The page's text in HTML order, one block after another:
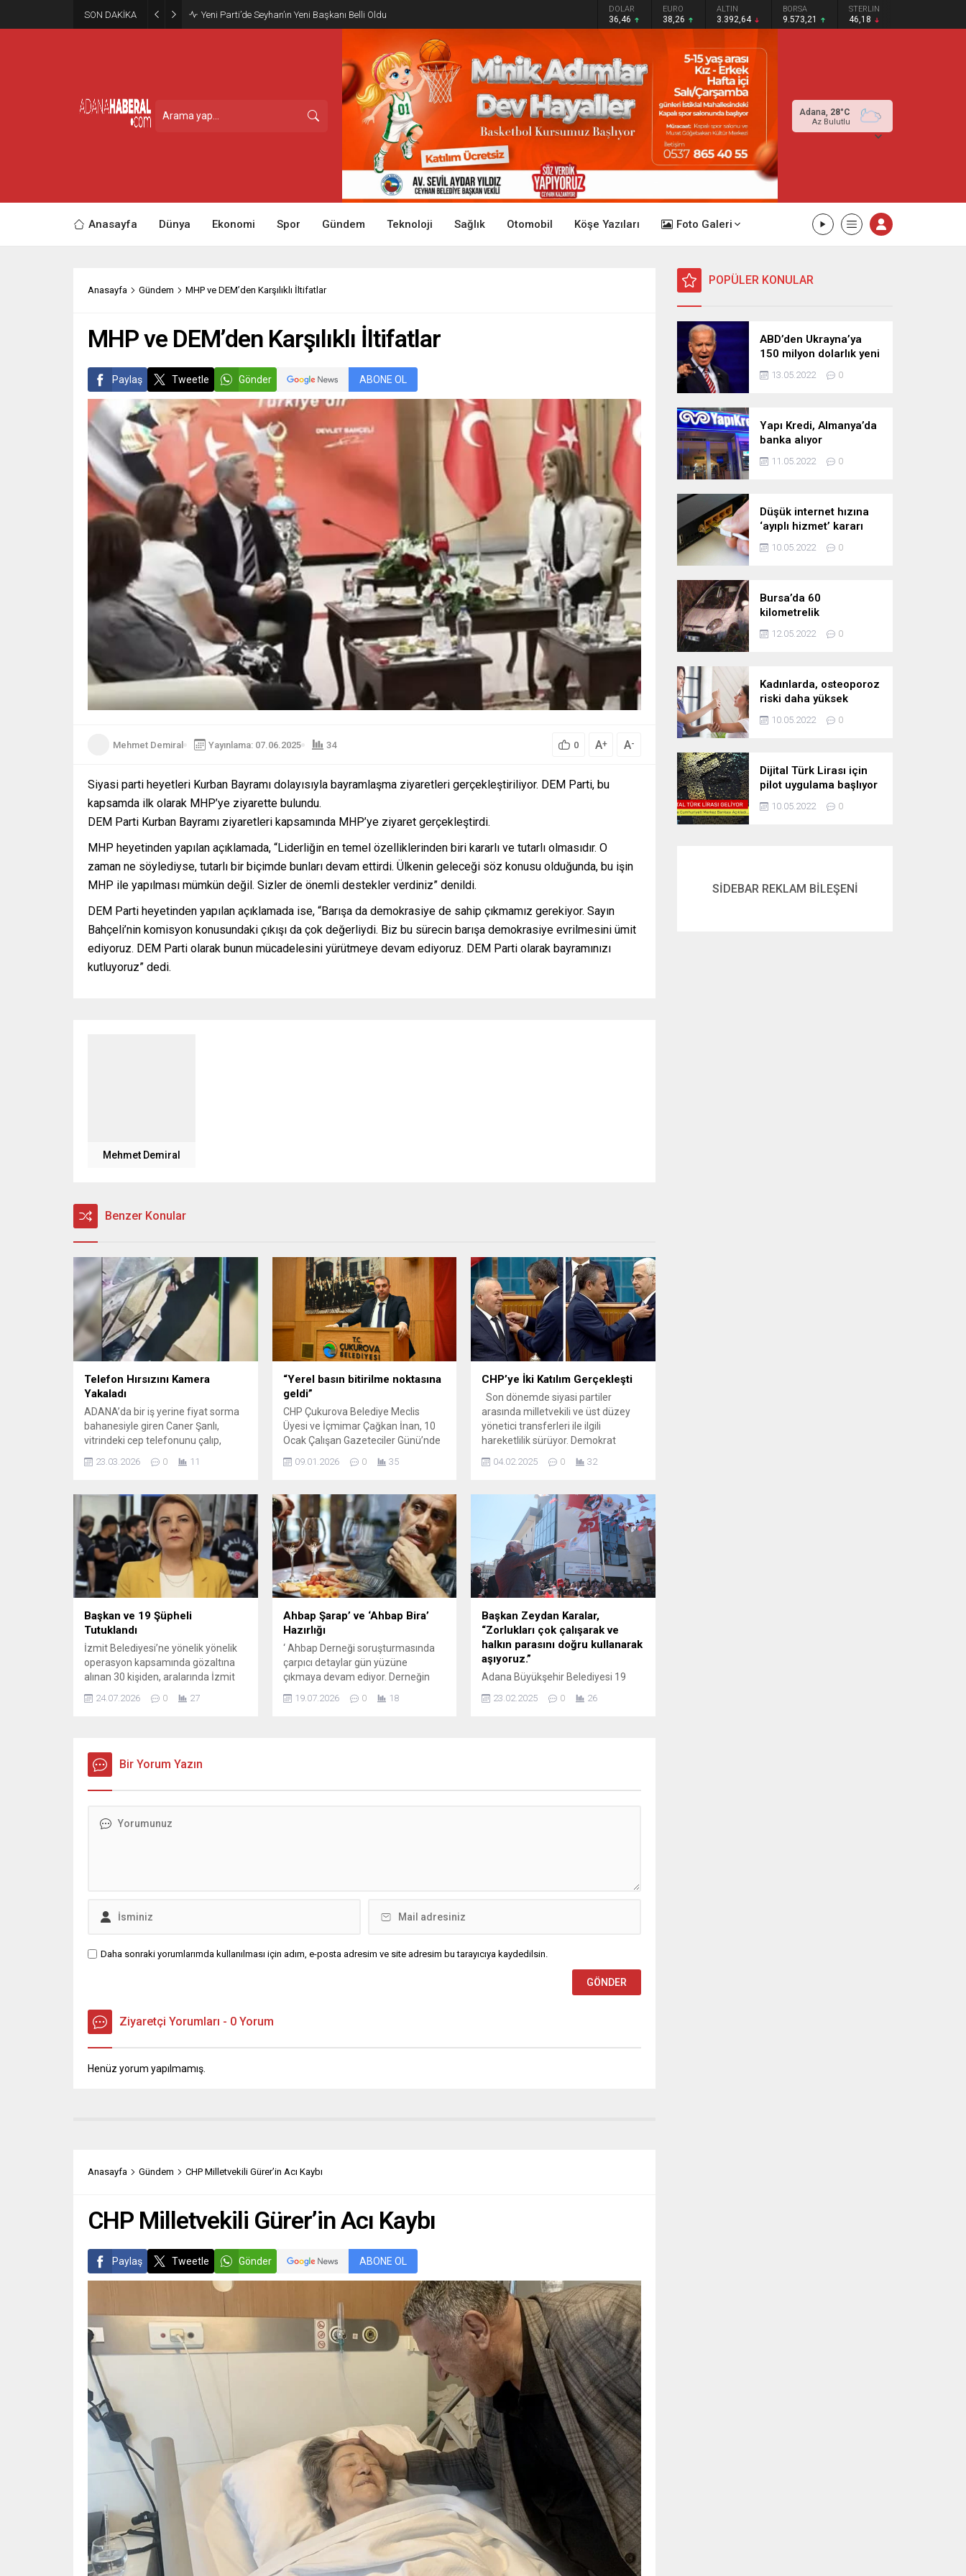
SON DAKİKA Yeni Parti’de Seyhan’ın Yeni Başkanı Belli Oldu DOLAR
36,46
EURO
38,26
ALTIN
3.392,64
BORSA
9.573,21
STERLIN
46,18
Adana, 28°C
Az Bulutlu
Anasayfa Dünya Ekonomi Spor Gündem Teknoloji Sağlık Otomobil Köşe Yazıları Foto Galeri
Anasayfa Gündem MHP ve DEM’den Karşılıklı İltifatlar
MHP ve DEM’den Karşılıklı İltifatlar
Paylaş Tweetle Gönder ABONE OL
Mehmet Demiral Yayınlama: 07.06.2025 34 0 A+ A-
Siyasi parti heyetleri Kurban Bayramı dolayısıyla bayramlaşma ziyaretleri gerçekleştiriliyor. DEM Parti, bu
kapsamda ilk olarak MHP’ye ziyarette bulundu.
DEM Parti Kurban Bayramı ziyaretleri kapsamında MHP’ye ziyaret gerçekleştirdi.
MHP heyetinden yapılan açıklamada, “Liderliğin en temel özelliklerinden biri kararlı ve tutarlı olmasıdır. O
zaman ne söylediyse, tutarlı bir biçimde bunları devam ettirdi. Ülkenin geleceği söz konusu olduğunda, bu işin
MHP ile yapılması mümkün değil. Sizler de önemli destekler verdiniz” denildi.
DEM Parti heyetinden yapılan açıklamada ise, “Barışa da demokrasiye de sahip çıkmamız gerekiyor. Sayın
Bahçeli’nin komisyon konusundaki çıkışı da çok değerliydi. Biz bu sürecin barışa demokrasiye evrilmesini ümit
ediyoruz. DEM Parti olarak bunun mücadelesini yürütmeye devam ediyoruz. DEM Parti olarak bayramınızı
kutluyoruz” dedi.
Mehmet Demiral
Benzer Konular
Telefon Hırsızını Kamera
Yakaladı
ADANA’da bir iş yerine fiyat sorma
bahanesiyle giren Caner Şanlı,
vitrindeki cep telefonunu çalıp,
kamerasına yansırken, gözaltına
Mart’ta Seyhan ilçesi Karasoku
Mahallesi’ndeki Mısır Çarşısı’nda
meydana geldi. Yüzünü kapüşonla
gizleyerek çarşıda gezen Caner
Şanlı, telefon fiyatı sorma
bahanesiyle Mazlum A.’nın...
23.03.2026 0 11
“Yerel basın bitirilme noktasına
geldi”
CHP Çukurova Belediye Meclis
Üyesi ve İçmimar Çağkan İnan, 10
Ocak Çalışan Gazeteciler Günü’nde
basının yaşadığı ağır sorunlara
yerel yönetimlerin gazetelere
abone olmaktan vazgeçmesi, mali
destek sunulmaması, basın ilan
kurumundaki ağır koşullar ve vergi
yükünün yerel medyayı kapatma
noktasına getirdiğini...
09.01.2026 0 35
CHP’ye İki Katılım Gerçekleşti
Son dönemde siyasi partiler
arasında milletvekili ve üst düzey
yönetici transferleri ile ilgili
hareketlilik sürüyor. Demokrat
Milletvekili Salih Uzun ve İstanbul
Cumhuriyet Halk Partisi’ne (CHP)
katıldı. Uzun ve Enginyurt’a
rozetlerini Özgür Özel taktı. Özel,
“Muhalefeti parçalama girişimlerine
karşı tavır geliştiriyoruz” diye
konuştu....
04.02.2025 0 32
Başkan ve 19 Şüpheli
Tutuklandı
İzmit Belediyesi’ne yönelik yönelik
operasyon kapsamında gözaltına
alınan 30 kişiden, aralarında İzmit
Hürriyet ile eşi Murat Hürriyet’in de
“rüşvet” ve “ihaleye fesat
karıştırma” suçlamalarıyla yürütülen
soruşturma kapsamında İzmit
Hürriyet’in de arasında...
24.07.2026 0 27
Ahbap Şarap’ ve ‘Ahbap Bira’
Hazırlığı
‘ Ahbap Derneği soruşturmasında
çarpıcı detaylar gün yüzüne
çıkmaya devam ediyor. Derneğin
Levent tutuklanırken asistanı Yeliz
hazırlanan raporda, Haluk Levent ile
19.07.2026 0 18
Başkan Zeydan Karalar,
“Zorlukları çok çalışarak ve
halkın parasını doğru kullanarak
aşıyoruz.”
Adana Büyükşehir Belediyesi 19
Merkezi’nin açılışı yoğun katılımla
Mahallesi sakinleri katıldı. Saygı
23.02.2025 0 26
Bir Yorum Yazın
Daha sonraki yorumlarımda kullanılması için adım, e-posta adresim ve site adresim bu tarayıcıya kaydedilsin.
Ziyaretçi Yorumları - 0 Yorum
Henüz yorum yapılmamış.
Anasayfa Gündem CHP Milletvekili Gürer’in Acı Kaybı
CHP Milletvekili Gürer’in Acı Kaybı
Paylaş Tweetle Gönder ABONE OL
POPÜLER KONULAR
ABD’den Ukrayna’ya
150 milyon dolarlık yeni
askeri yardım
13.05.2022 0
Yapı Kredi, Almanya’da
banka alıyor
11.05.2022 0
Düşük internet hızına
‘ayıplı hizmet’ kararı
10.05.2022 0
Bursa’da 60
kilometrelik
kovalamaca!
12.05.2022 0
Kadınlarda, osteoporoz
riski daha yüksek
10.05.2022 0
Dijital Türk Lirası için
pilot uygulama başlıyor
10.05.2022 0
SİDEBAR REKLAM BİLEŞENİ